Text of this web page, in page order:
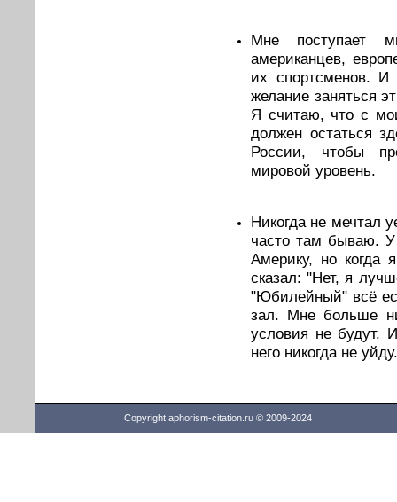
Мне поступает
американцев,
их спортсменов.
желание заняться
Я считаю, что с
должен остаться
России, чтобы
мировой уровень.
Никогда не мечтал
часто там бываю.
Америку, но когда
сказал: "Нет, я
"Юбилейный" всё
зал. Мне больше
условия не будут.
него никогда не уйду.
Copyright aphorism-citation.ru © 2009-2024